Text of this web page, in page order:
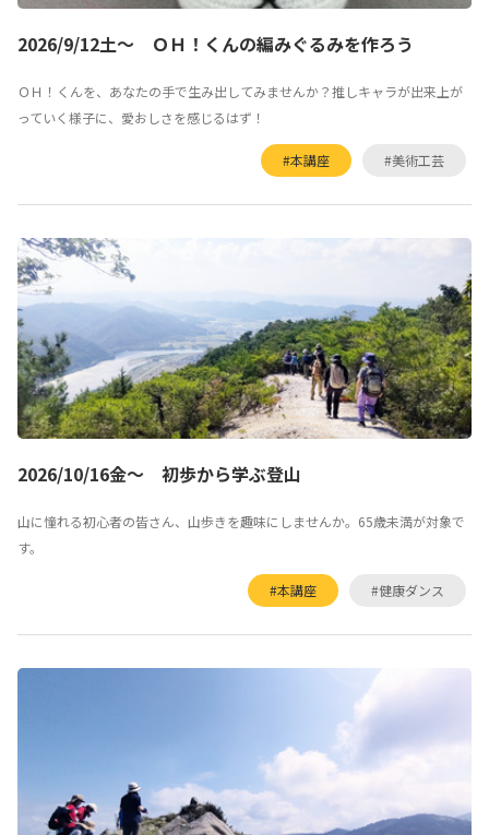
2026/9/12土～ ＯＨ！くんの編みぐるみを作ろう
ＯＨ！くんを、あなたの手で生み出してみませんか？推しキャラが出来上が
っていく様子に、愛おしさを感じるはず！
#本講座 #美術工芸
2026/10/16金～ 初歩から学ぶ登山
山に憧れる初心者の皆さん、山歩きを趣味にしませんか。65歳未満が対象で
す。
#本講座 #健康ダンス